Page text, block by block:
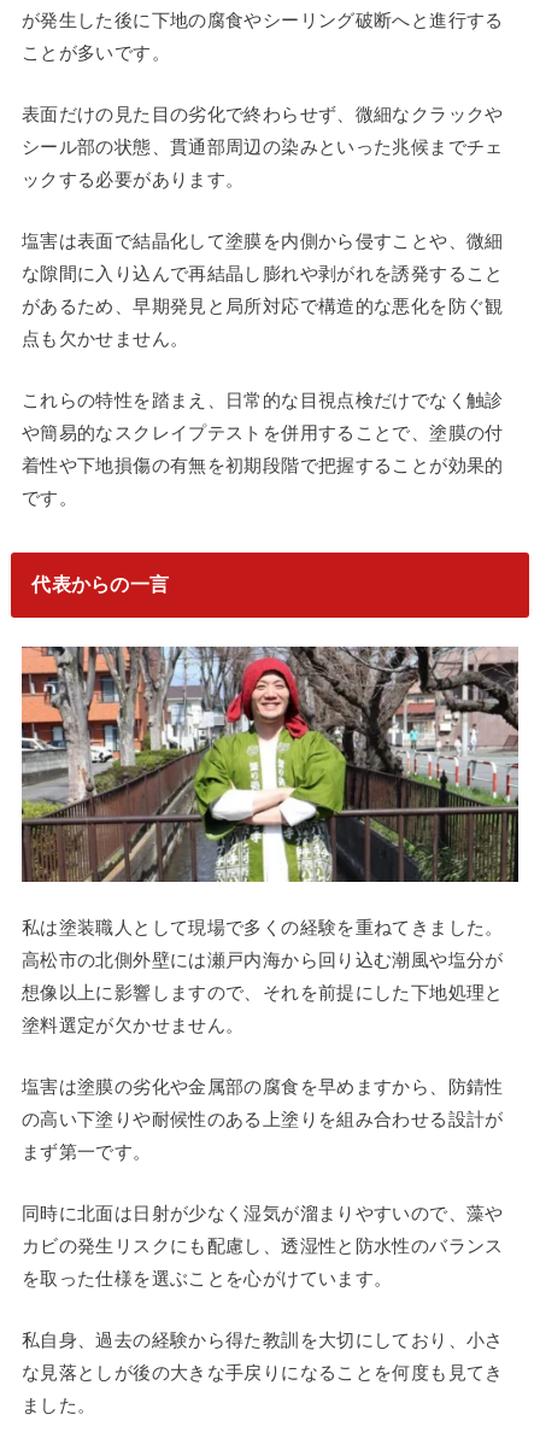
が発生した後に下地の腐食やシーリング破断へと進行する
ことが多いです。
表面だけの見た目の劣化で終わらせず、微細なクラックや
シール部の状態、貫通部周辺の染みといった兆候までチェ
ックする必要があります。
塩害は表面で結晶化して塗膜を内側から侵すことや、微細
な隙間に入り込んで再結晶し膨れや剥がれを誘発すること
があるため、早期発見と局所対応で構造的な悪化を防ぐ観
点も欠かせません。
これらの特性を踏まえ、日常的な目視点検だけでなく触診
や簡易的なスクレイプテストを併用することで、塗膜の付
着性や下地損傷の有無を初期段階で把握することが効果的
です。
代表からの一言
私は塗装職人として現場で多くの経験を重ねてきました。
高松市の北側外壁には瀬戸内海から回り込む潮風や塩分が
想像以上に影響しますので、それを前提にした下地処理と
塗料選定が欠かせません。
塩害は塗膜の劣化や金属部の腐食を早めますから、防錆性
の高い下塗りや耐候性のある上塗りを組み合わせる設計が
まず第一です。
同時に北面は日射が少なく湿気が溜まりやすいので、藻や
カビの発生リスクにも配慮し、透湿性と防水性のバランス
を取った仕様を選ぶことを心がけています。
私自身、過去の経験から得た教訓を大切にしており、小さ
な見落としが後の大きな手戻りになることを何度も見てき
ました。